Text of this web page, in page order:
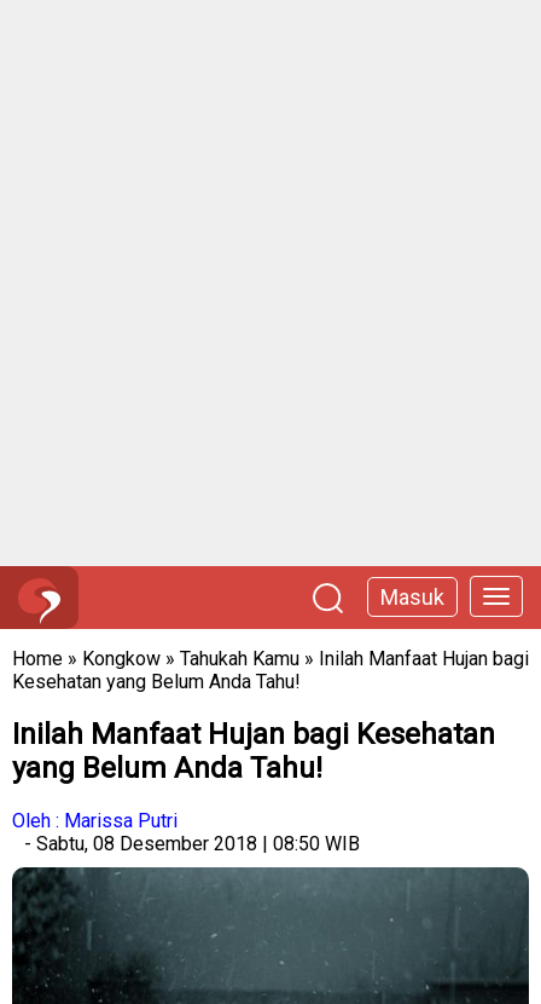
Masuk
Home » Kongkow » Tahukah Kamu » Inilah Manfaat Hujan bagi
Kesehatan yang Belum Anda Tahu!
Inilah Manfaat Hujan bagi Kesehatan
yang Belum Anda Tahu!
Oleh : Marissa Putri
- Sabtu, 08 Desember 2018 | 08:50 WIB